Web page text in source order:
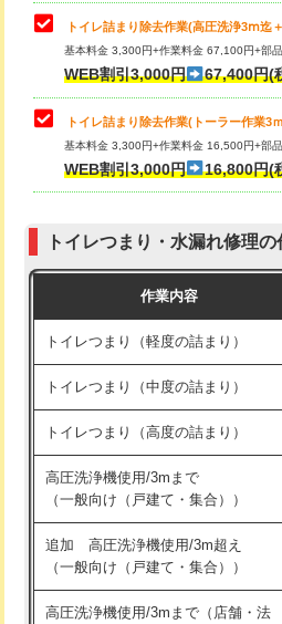
トイレ詰まり除去作業(高圧洗浄3ⅿ迄
基本料金 3,300円+作業料金 67,100円+部
WEB割引3,000円 67,400円(
トイレ詰まり除去作業(トーラー作業3
基本料金 3,300円+作業料金 16,500円+部
WEB割引3,000円 16,800円(
トイレつまり・水漏れ修理
作業内容
トイレつまり（軽度の詰まり）
トイレつまり（中度の詰まり）
トイレつまり（高度の詰まり）
高圧洗浄機使用/3mまで
（一般向け（戸建て・集合））
追加 高圧洗浄機使用/3m超え
（一般向け（戸建て・集合））
高圧洗浄機使用/3mまで（店舗・法